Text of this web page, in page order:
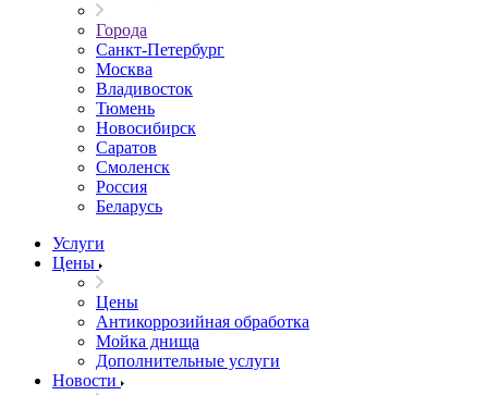
Города
Санкт-Петербург
Москва
Владивосток
Тюмень
Новосибирск
Саратов
Смоленск
Россия
Беларусь
Услуги
Цены
Цены
Антикоррозийная обработка
Мойка днища
Дополнительные услуги
Новости